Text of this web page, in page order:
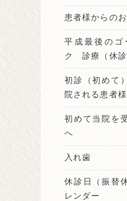
患者様からの
平成最後のゴ
ク 診療（休診
初診（初めて
院される患者
初めて当院を
へ
入れ歯
休診日（振替
レンダー